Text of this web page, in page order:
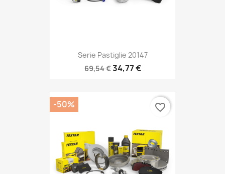
Serie Pastiglie 20147
69,54 €34,77 €
-50% favorite_border